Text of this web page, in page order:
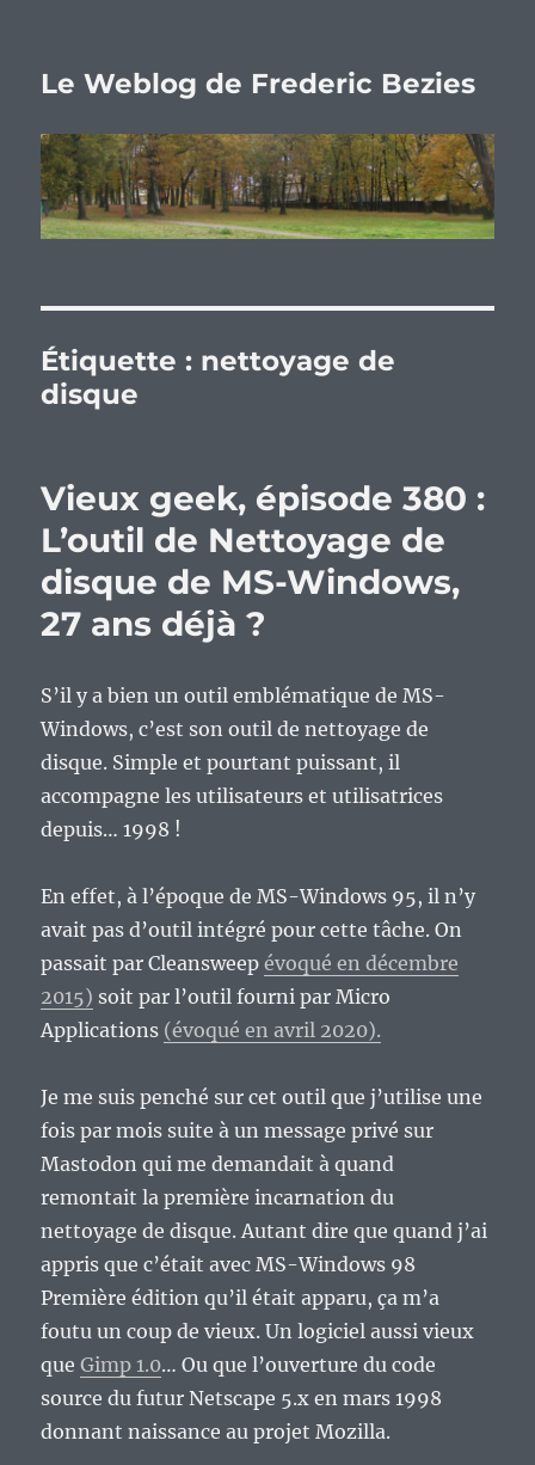
Le Weblog de Frederic Bezies
Étiquette : nettoyage de
disque
Vieux geek, épisode 380 :
L’outil de Nettoyage de
disque de MS-Windows,
27 ans déjà ?
S’il y a bien un outil emblématique de MS-
Windows, c’est son outil de nettoyage de
disque. Simple et pourtant puissant, il
accompagne les utilisateurs et utilisatrices
depuis… 1998 !
En effet, à l’époque de MS-Windows 95, il n’y
avait pas d’outil intégré pour cette tâche. On
passait par Cleansweepévoqué en décembre
2015) soit par l’outil fourni par Micro
Applications (évoqué en avril 2020).
Je me suis penché sur cet outil que j’utilise une
fois par mois suite à un message privé sur
Mastodon qui me demandait à quand
remontait la première incarnation du
nettoyage de disque. Autant dire que quand j’ai
appris que c’était avec MS-Windows 98
Première édition qu’il était apparu, ça m’a
foutu un coup de vieux. Un logiciel aussi vieux
queGimp 1.0… Ou que l’ouverture du code
source du futur Netscape 5.x en mars 1998
donnant naissance au projet Mozilla.